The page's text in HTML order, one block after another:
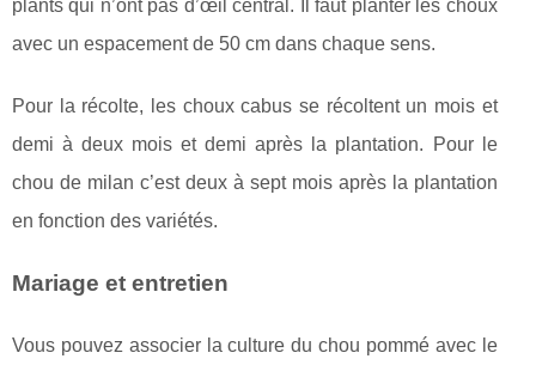
plants qui n’ont pas d’œil central. Il faut planter les choux
avec un espacement de 50 cm dans chaque sens.
Pour la récolte, les choux cabus se récoltent un mois et
demi à deux mois et demi après la plantation. Pour le
chou de milan c’est deux à sept mois après la plantation
en fonction des variétés.
Mariage et entretien
Vous pouvez associer la culture du chou pommé avec le